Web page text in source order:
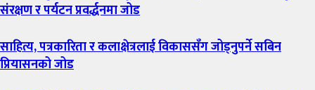
संरक्षण र पर्यटन प्रवर्द्धनमा जोड
साहित्य, पत्रकारिता र कलाक्षेत्रलाई विकाससँग जोड्नुपर्ने सबिन
प्रियासनको जोड